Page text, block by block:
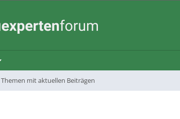
Themen mit aktuellen Beiträgen